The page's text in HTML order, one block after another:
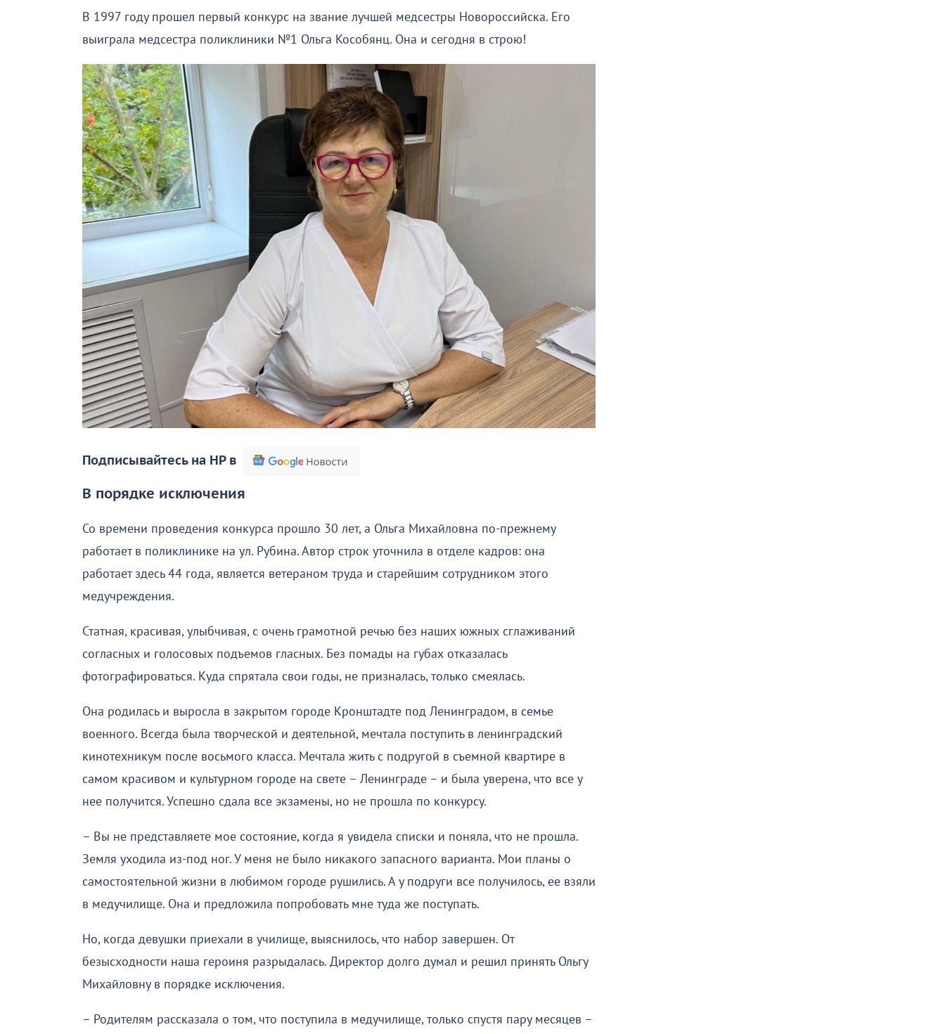
В 1997 году прошел первый конкурс на звание лучшей медсестры Новороссийска. Его
выиграла медсестра поликлиники №1 Ольга Кособянц. Она и сегодня в строю!
Подписывайтесь на НР в
В порядке исключения
Со времени проведения конкурса прошло 30 лет, а Ольга Михайловна по-прежнему
работает в поликлинике на ул. Рубина. Автор строк уточнила в отделе кадров: она
работает здесь 44 года, является ветераном труда и старейшим сотрудником этого
медучреждения.
Статная, красивая, улыбчивая, с очень грамотной речью без наших южных сглаживаний
согласных и голосовых подъемов гласных. Без помады на губах отказалась
фотографироваться. Куда спрятала свои годы, не призналась, только смеялась.
Она родилась и выросла в закрытом городе Кронштадте под Ленинградом, в семье
военного. Всегда была творческой и деятельной, мечтала поступить в ленинградский
кинотехникум после восьмого класса. Мечтала жить с подругой в съемной квартире в
самом красивом и культурном городе на свете – Ленинграде – и была уверена, что все у
нее получится. Успешно сдала все экзамены, но не прошла по конкурсу.
– Вы не представляете мое состояние, когда я увидела списки и поняла, что не прошла.
Земля уходила из-под ног. У меня не было никакого запасного варианта. Мои планы о
самостоятельной жизни в любимом городе рушились. А у подруги все получилось, ее взяли
в медучилище. Она и предложила попробовать мне туда же поступать.
Но, когда девушки приехали в училище, выяснилось, что набор завершен. От
безысходности наша героиня разрыдалась. Директор долго думал и решил принять Ольгу
Михайловну в порядке исключения.
– Родителям рассказала о том, что поступила в медучилище, только спустя пару месяцев –